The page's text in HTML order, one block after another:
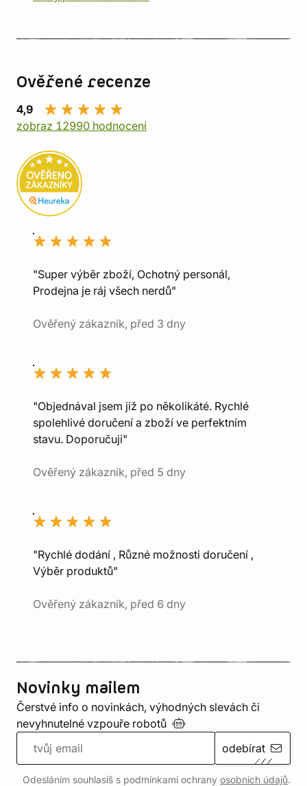
Ověřené recenze
4,9
zobraz 12990 hodnocení
"Super výběr zboží, Ochotný personál,
Prodejna je ráj všech nerdů"
Ověřený zákazník, před 3 dny
"Objednával jsem již po několikáté. Rychlé
spolehlivé doručení a zboží ve perfektním
stavu. Doporučuji"
Ověřený zákazník, před 5 dny
"Rychlé dodání , Různé možnosti doručení ,
Výběr produktů"
Ověřený zákazník, před 6 dny
Novinky mailem
Čerstvé info o novinkách, výhodných slevách či
nevyhnutelné vzpouře robotů
odebírat
Odesláním souhlasíš s podmínkami ochrany osobních údajů.